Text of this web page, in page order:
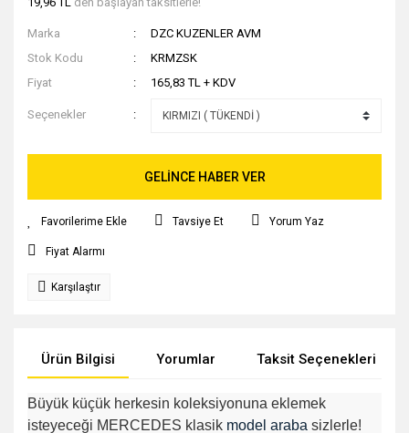
Marka
DZC KUZENLER AVM
Stok Kodu
KRMZSK
Fiyat
165,83 TL + KDV
Seçenekler
GELİNCE HABER VER
Tavsiye Et Yorum Yaz
Fiyat Alarmı
Karşılaştır
Ürün Bilgisi Yorumlar Taksit Seçenekleri
Büyük küçük herkesin koleksiyonuna eklemek
isteyeceği MERCEDES klasik model araba sizlerle!